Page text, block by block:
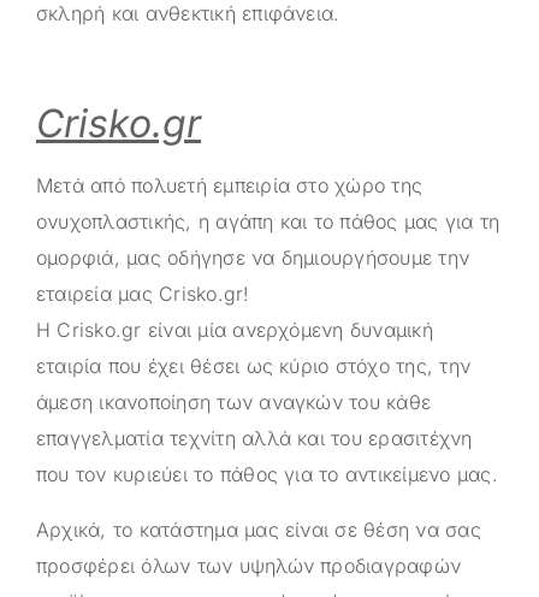
σκληρή και ανθεκτική επιφάνεια.
Crisko.gr
Μετά από πολυετή εμπειρία στο χώρο της
ονυχοπλαστικής, η αγάπη και το πάθος μας για τη
ομορφιά, μας οδήγησε να δημιουργήσουμε την
εταιρεία μας Crisko.gr!
Η Crisko.gr είναι μία ανερχόμενη δυναμική
εταιρία που έχει θέσει ως κύριο στόχο της, την
άμεση ικανοποίηση των αναγκών του κάθε
επαγγελματία τεχνίτη αλλά και του ερασιτέχνη
που τον κυριεύει το πάθος για το αντικείμενο μας.
Αρχικά, το κατάστημα μας είναι σε θέση να σας
προσφέρει όλων των υψηλών προδιαγραφών